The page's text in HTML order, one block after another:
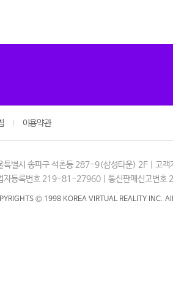
이용약관
특별시 송파구 석촌동 287-9(삼성타운) 2F |
자등록번호 219-81-27960 | 통신판매신고번호
© 1998 KOREA VIRTUAL REALITY INC.